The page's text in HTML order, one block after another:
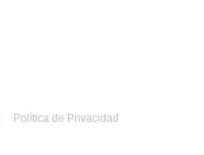
Política de Privacidad